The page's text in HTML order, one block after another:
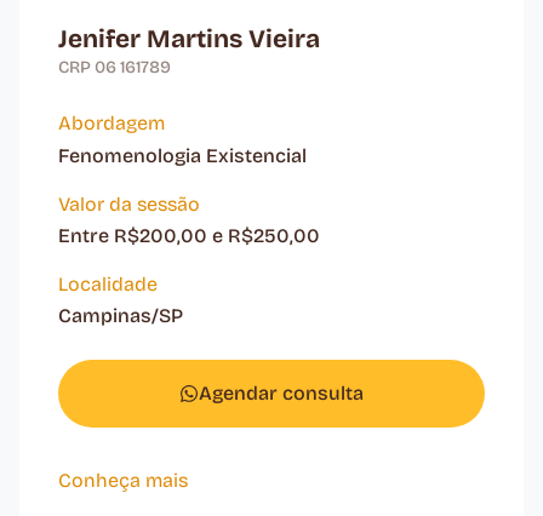
Jenifer Martins Vieira
CRP 06 161789
Abordagem
Fenomenologia Existencial
Valor da sessão
Entre R$200,00 e R$250,00
Localidade
Campinas/SP
Agendar consulta
Conheça mais